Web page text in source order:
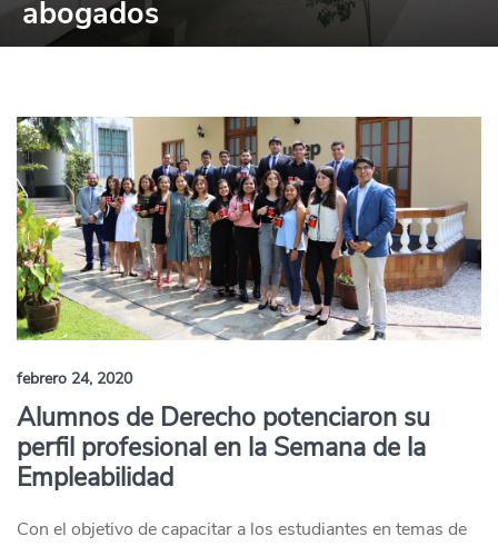
abogados
febrero 24, 2020
Alumnos de Derecho potenciaron su
perfil profesional en la Semana de la
Empleabilidad
Con el objetivo de capacitar a los estudiantes en temas de